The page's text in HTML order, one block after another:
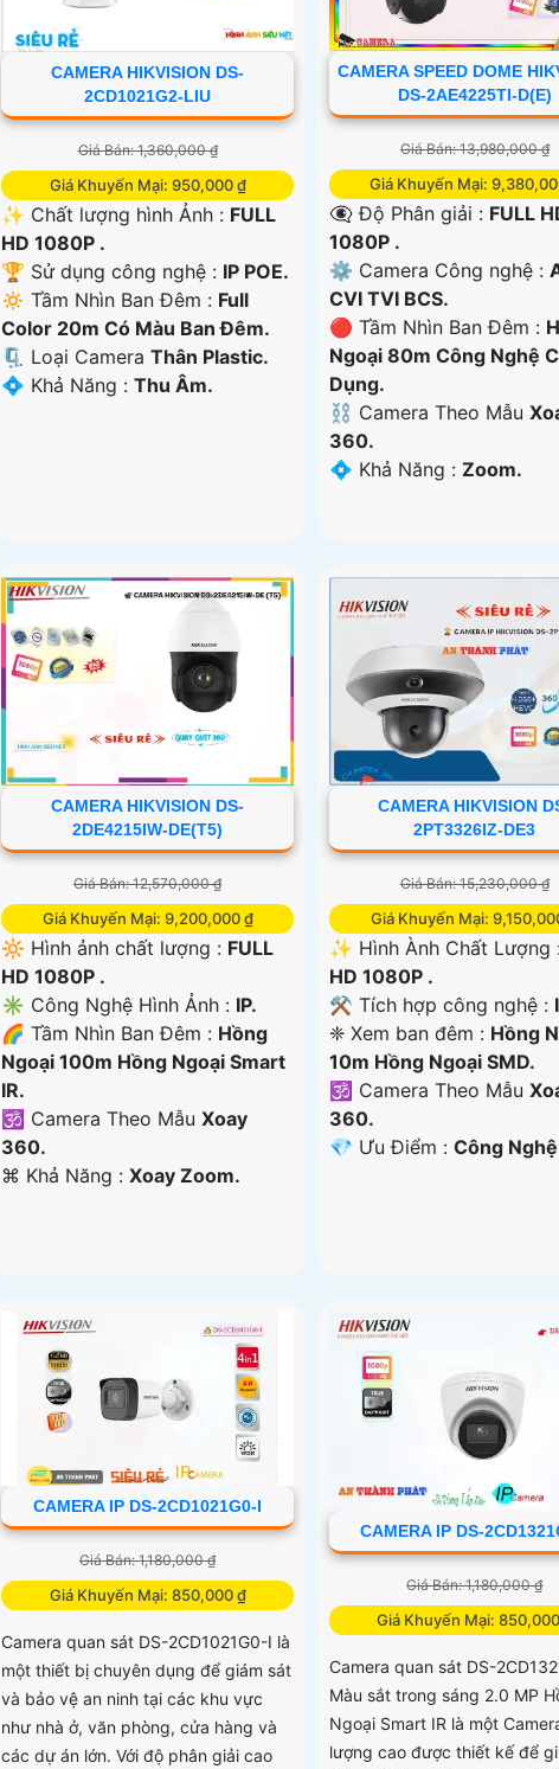
CAMERA HIKVISION DS-
2CD1021G2-LIU
Giá Bán: 1,360,000 ₫
Giá Khuyến Mại: 950,000 ₫
✨ Chất lượng hình Ảnh : FULL
HD 1080P .
🏆 Sử dụng công nghệ : IP POE.
🔅 Tầm Nhìn Ban Đêm : Full
Color 20m Có Màu Ban Ðêm.
🗜️ Loại CameraThân Plastic.
️💠 Khả Năng :Thu Âm.
CAMERA SPEED DOME
DS-2AE4225TI-D(E)
Giá Bán: 13,980,000 ₫
Giá Khuyến Mại:
👁️‍🗨 Độ Phân giải : FULL
1080P .
⚙ Camera Công nghệ :
CVI TVI BCS.
🔴 Tầm Nhìn Ban Đêm :
Ngoại 80m Công Nghệ
Dụng.
⛓ Camera Theo Mẫu
360.
️💠 Khả Năng : Zoom.
CAMERA HIKVISION DS-
2DE4215IW-DE(T5)
Giá Bán: 12,570,000 ₫
Giá Khuyến Mại: 9,200,000 ₫
🔆 Hình ảnh chất lượng : FULL
HD 1080P .
✳️ Công Nghệ Hình Ảnh : IP.
🌈 Tầm Nhìn Ban Đêm : Hồng
Ngoại 100m Hồng Ngoại Smart
IR.
🕉️ Camera Theo MẫuXoay
360.
️⌘ Khả Năng :Xoay Zoom.
CAMERA HIKVISION
2PT3326IZ-DE3
Giá Bán: 15,230,000 ₫
Giá Khuyến Mại:
✨ Hình Ành Chất Lượng
HD 1080P .
⚒ Tích hợp công nghệ :
❈ Xem ban đêm : Hồng
10m Hồng Ngoại SMD.
🕉️ Camera Theo Mẫu
360.
️💎 Ưu Điểm : Công
CAMERA IP DS-2CD1021G0-I
Giá Bán: 1,180,000 ₫
Giá Khuyến Mại: 850,000 ₫
Camera quan sát DS-2CD1021G0-I là
một thiết bị chuyên dụng để giám sát
và bảo vệ an ninh tại các khu vực
như nhà ở, văn phòng, cửa hàng và
các dự án lớn. Với độ phân giải cao
CAMERA IP DS-
Giá Bán: 1,180,000 ₫
Giá Khuyến Mại:
Camera quan sát DS-
Màu sắt trong sáng 2.0 MP
Ngoại Smart IR là một
lượng cao được thiết kế để